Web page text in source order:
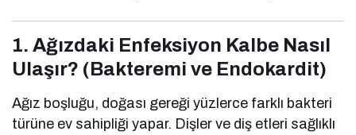
1. Ağızdaki Enfeksiyon Kalbe Nasıl
Ulaşır? (Bakteremi ve Endokardit)
Ağız boşluğu, doğası gereği yüzlerce farklı bakteri
türüne ev sahipliği yapar. Dişler ve diş etleri sağlıklı